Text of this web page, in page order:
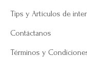
Tips y Artículos de
Contáctanos
Términos y